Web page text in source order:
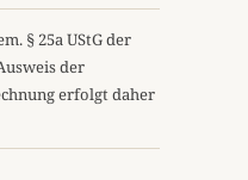
§ 25a UStG der
der
erfolgt daher